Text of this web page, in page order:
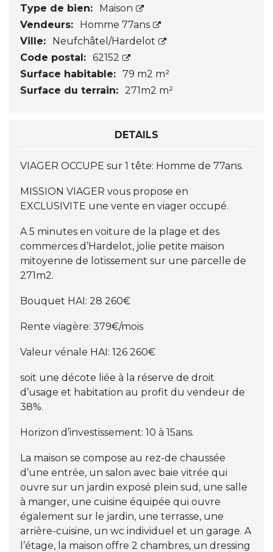
Type de bien:
Maison
Vendeurs:
Homme 77ans
Ville:
Neufchâtel/Hardelot
Code postal: 62152
Surface habitable: 79 m2 m²
Surface du terrain: 271m2 m²
DETAILS
VIAGER OCCUPE sur 1 tête: Homme de 77ans.
MISSION VIAGER vous propose en
EXCLUSIVITE une vente en viager occupé.
A 5 minutes en voiture de la plage et des
commerces d’Hardelot, jolie petite maison
mitoyenne de lotissement sur une parcelle de
271m2.
Bouquet HAI: 28 260€
Rente viagère: 379€/mois
Valeur vénale HAI: 126 260€
soit une décote liée à la réserve de droit
d’usage et habitation au profit du vendeur de
38%.
Horizon d’investissement: 10 à 15ans.
La maison se compose au rez-de chaussée
d’une entrée, un salon avec baie vitrée qui
ouvre sur un jardin exposé plein sud, une salle
à manger, une cuisine équipée qui ouvre
également sur le jardin, une terrasse, une
arrière-cuisine, un wc individuel et un garage. A
l’étage, la maison offre 2 chambres, un dressing